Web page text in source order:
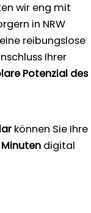
wir eng mit
in NRW
reibungslose
Ihrer
Potenzial des
können Sie Ihre
digital